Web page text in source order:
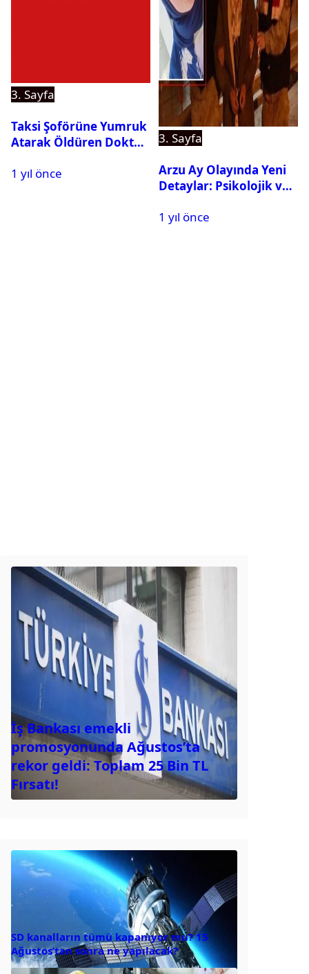
3. Sayfa
Taksi Şoförüne Yumruk
Atarak Öldüren Doktor
1 yıl önce
3. Sayfa
Arzu Ay Olayında Yeni
Detaylar: Psikolojik ve
Gündemde
1 yıl önce
İş Bankası emekli
promosyonunda Ağustos’ta
rekor geldi: Toplam 25 Bin TL
Fırsatı!
SD kanalların tümü kapanıyor mu? 15
Ağustos’tan sonra ne yapılacak?